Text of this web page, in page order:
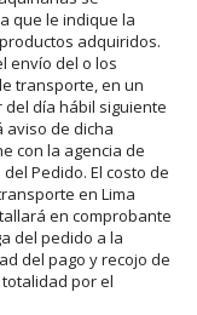
que le indique la
adquiridos.
envío del o los
transporte, en un
día hábil siguiente
aviso de dicha
con la agencia de
Pedido. El costo de
en Lima
en comprobante
del pedido a la
del pago y recojo de
por el